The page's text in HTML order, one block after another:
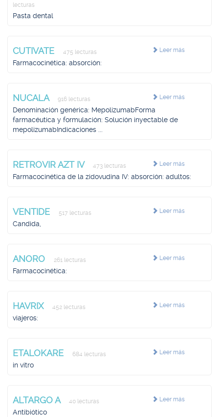
lecturas
Pasta dental
Leer más
CUTIVATE 475 lecturas
Farmacocinética: absorción:
Leer más
NUCALA 916 lecturas
Denominación genérica: MepolizumabForma
farmacéutica y formulación: Solución inyectable de
mepolizumabIndicaciones ...
Leer más
RETROVIR AZT IV 473 lecturas
Farmacocinética de la zidovudina IV: absorción: adultos:
Leer más
VENTIDE 517 lecturas
Candida,
Leer más
ANORO 261 lecturas
Farmacocinética:
Leer más
HAVRIX 452 lecturas
viajeros:
Leer más
ETALOKARE 684 lecturas
in vitro
Leer más
ALTARGO A 40 lecturas
Antibiótico